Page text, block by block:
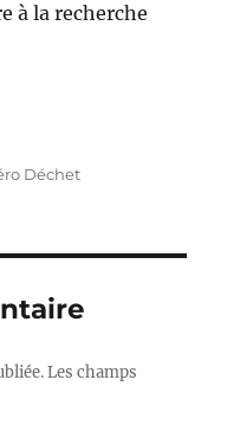
à la recherche
Déchet
Les champs